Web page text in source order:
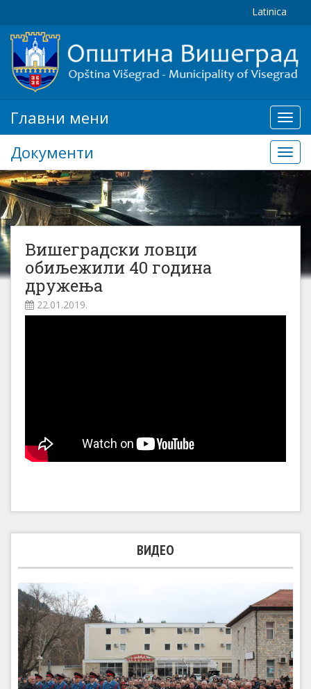
Latinica
мени
Главни мени
Документи
Вишеградски ловци
обиљежили 40 година
дружења
22.01.2019.
ВИДЕО